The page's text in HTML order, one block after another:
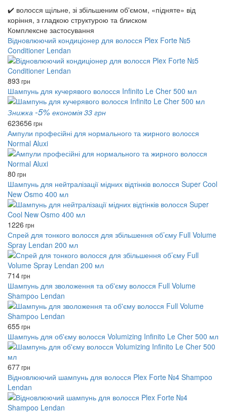
✔️ волосся щільне, зі збільшеним об'ємом, «підняте» від
коріння, з гладкою структурою та блиском
Комплексне застосування
Відновлюючий кондиціонер для волосся Plex Forte №5
Conditioner Lendan
893 грн
Шампунь для кучерявого волосся Infinito Le Cher 500 мл
Знижка -5% економія 33 грн
623656 грн
Ампули професійні для нормального та жирного волосся
Normal Aluxi
80 грн
Шампунь для нейтралізації мідних відтінків волосся Super Cool
New Osmo 400 мл
1226 грн
Спрей для тонкого волосся для збільшення об’єму Full Volume
Spray Lendan 200 мл
714грн
Шампунь для зволоження та об'єму волосся Full Volume
Shampoо Lendan
655грн
Шампунь для об'єму волосся Volumizing Infinito Le Cher 500 мл
677грн
Відновлюючий шампунь для волосся Plex Forte №4 Shampoo
Lendan